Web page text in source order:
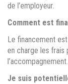
de l’employeur.
Comment est
Le financement est
en charge les frais
l’accompagnement.
Je suis